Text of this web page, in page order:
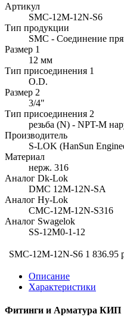
Артикул
SMC-12M-12N-S6
Тип продукции
SMC - Соединение
Размер 1
12 мм
Тип присоединения 1
O.D.
Размер 2
3/4"
Тип присоединения 2
резьба (N) - NPT-M
Производитель
S-LOK (HanSun
Материал
нерж. 316
Аналог Dk-Lok
DMC 12M-12N-SA
Аналог Hy-Lok
CMC-12M-12N-S316
Аналог Swagelok
SS-12M0-1-12
SMC-12M-12N-S6 1 836.95
Описание
Характеристики
Фитинги и Арматура КИП